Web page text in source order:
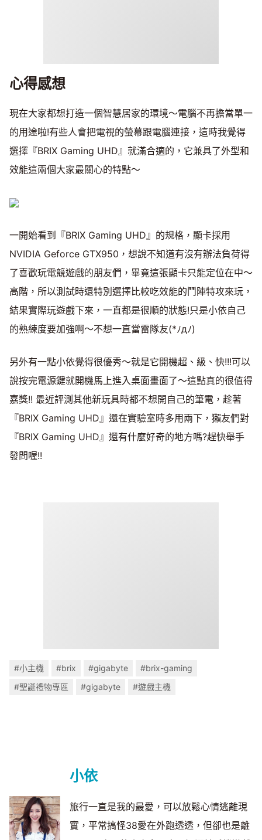
心得感想
現在大家都想打造一個智慧居家的環境～電腦不再擔當單一
的用途啦!有些人會把電視的螢幕跟電腦連接，這時我覺得
選擇『BRIX Gaming UHD』就滿合適的，它兼具了外型和
效能這兩個大家最關心的特點～
一開始看到『BRIX Gaming UHD』的規格，顯卡採用
NVIDIA Geforce GTX950，想說不知道有沒有辦法負荷得
了喜歡玩電競遊戲的朋友們，畢竟這張顯卡只能定位在中～
高階，所以測試時還特別選擇比較吃效能的鬥陣特攻來玩，
結果實際玩遊戲下來，一直都是很順的狀態!只是小依自己
的熟練度要加強啊～不想一直當雷隊友(*ﾉдﾉ)
另外有一點小依覺得很優秀～就是它開機超、級、快!!!可以
說按完電源鍵就開機馬上進入桌面畫面了～這點真的很值得
嘉獎!! 最近評測其他新玩具時都不想開自己的筆電，趁著
『BRIX Gaming UHD』還在實驗室時多用兩下，獺友們對
『BRIX Gaming UHD』還有什麼好奇的地方嗎?趕快舉手
發問喔!!
#小主機 #brix #gigabyte
#brix-gaming
#聖誕禮物專區
#gigabyte #遊戲主機
小依
旅行一直是我的最愛，可以放鬆心情逃離現
實，平常搞怪38愛在外跑透透，但卻也是離